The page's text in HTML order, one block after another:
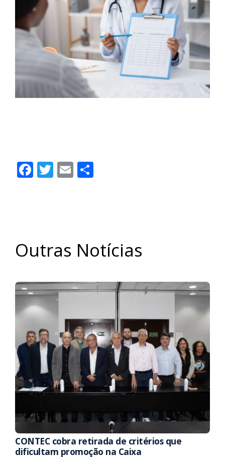
Facebook
Twitter
Email
Outras Notícias
CONTEC cobra retirada de critérios que
dificultam promoção na Caixa